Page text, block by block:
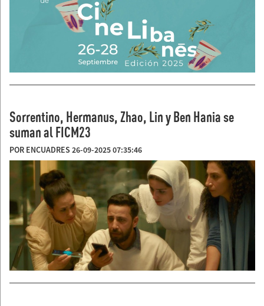
Sorrentino, Hermanus, Zhao, Lin y Ben Hania se
suman al FICM23
POR ENCUADRES 26-09-2025 07:35:46